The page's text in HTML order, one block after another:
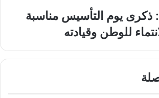
ذكرى يوم التأسيس مناسبة
للوطن وقيادته